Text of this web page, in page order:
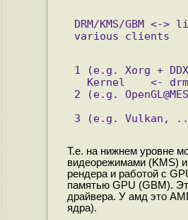
DRM/KMS/GBM <-
various clients
1 (e.g. Xorg +
Kernel    <-
2 (e.g.
3 (e.g. Vulkan,
Т.е. на нижнем уровне
видеорежимами (KMS)
рендера и работой с
памятью GPU (GBM).
драйвера. У амд это
ядра).